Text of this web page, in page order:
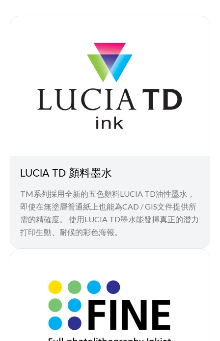
LUCIA TD 顏料墨水
TM系列採用全新的五色顏料LUCIA TD油性墨水，
即使在無塗層普通紙上也能為CAD / GIS文件提供所
需的精確度。 使用LUCIA TD墨水能發揮真正的潛力
打印生動、耐候的彩色海報。